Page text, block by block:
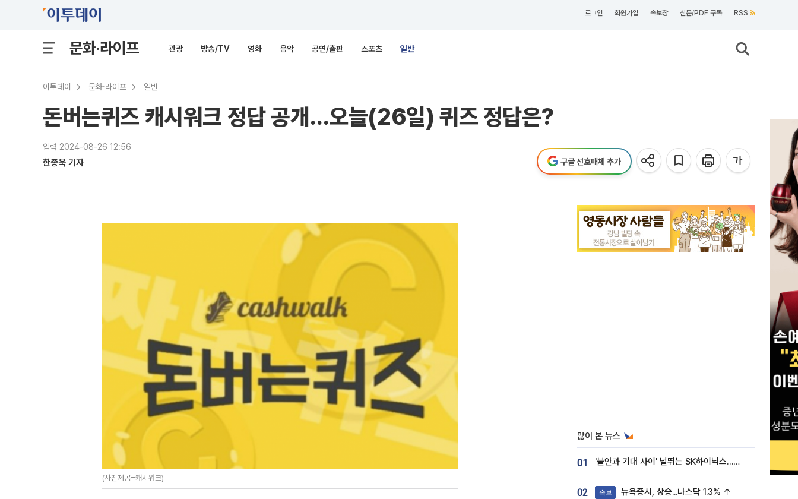
로그인 회원가입 속보창 신문/PDF 구독 RSS
문화·라이프 관광 방송/TV 영화 음악 공연/출판 스포츠 일반
이투데이 문화·라이프 일반
돈버는퀴즈 캐시워크 정답 공개…오늘(26일) 퀴즈 정답은?
입력 2024-08-26 12:56
한종욱 기자 구글 선호매체 추가
(사진제공=캐시워크)
많이 본 뉴스
01 '불안과 기대 사이' 널뛰는 SK하이닉스…증권가 "HBM4·LTA 기반 펀터멘털 견고"
02 속보 뉴욕증시, 상승...나스닥 1.3% ↑